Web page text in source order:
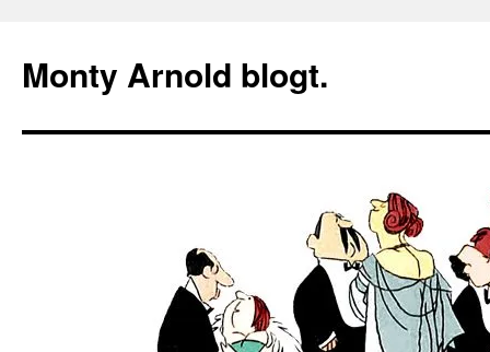
springen
Monty Arnold blogt.